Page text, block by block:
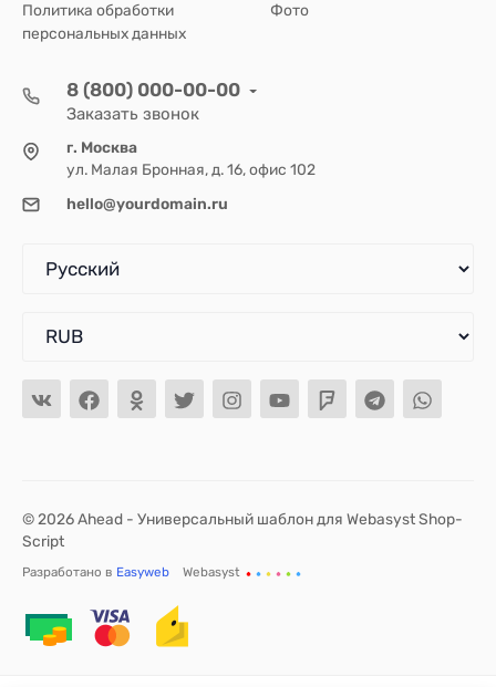
Политика обработки
персональных данных
Фото
8 (800) 000-00-00
Заказать звонок
г. Москва
ул. Малая Бронная, д. 16, офис 102
hello@yourdomain.ru
© 2026 Ahead - Универсальный шаблон для Webasyst Shop-
Script
Разработано в Easyweb Webasyst